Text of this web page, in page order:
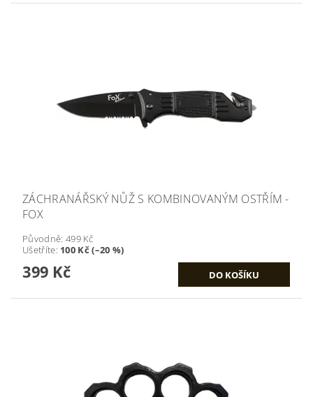
ZÁCHRANÁŘSKÝ NŮŽ S KOMBINOVANÝM OSTŘÍM -
FOX
Původně: 499 Kč
Ušetříte: 100 Kč (–20 %)
399 Kč